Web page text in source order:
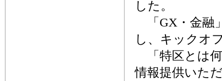
した。
「GX・金融
し、キックオ
「特区とは
情報提供いた